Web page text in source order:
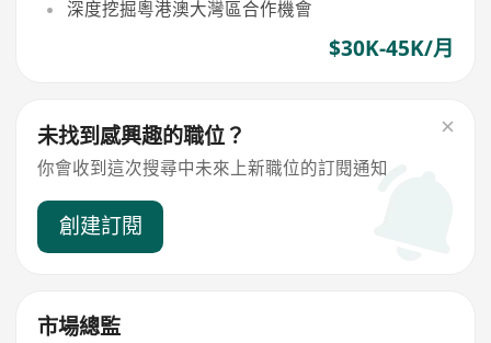
深度挖掘粵港澳大灣區合作機會
$30K-45K/月
未找到感興趣的職位？
你會收到這次搜尋中未來上新職位的訂閱通知
創建訂閱
市場總監